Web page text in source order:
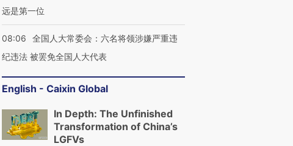
远是第一位
08:06
全国人大常委会：六名将领涉嫌严重违
纪违法 被罢免全国人大代表
English - Caixin Global
In Depth: The Unfinished
Transformation of China’s
LGFVs